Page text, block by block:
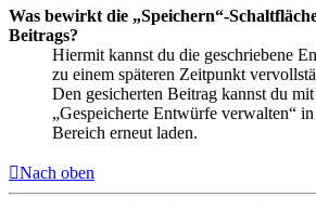
Was bewirkt die „Speichern“-
Beitrags?
Hiermit kannst du die geschriebene
zu einem späteren Zeitpunkt
Den gesicherten Beitrag kannst du
„Gespeicherte Entwürfe verwalten“
Bereich erneut laden.
Nach oben